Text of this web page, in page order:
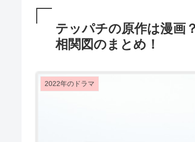
テッパチの原作は漫画
相関図のまとめ！
2022年のドラマ